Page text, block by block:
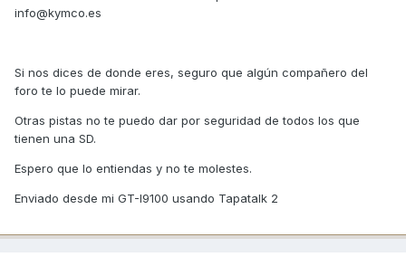
info@kymco.es
Si nos dices de donde eres, seguro que algún compañero del
foro te lo puede mirar.
Otras pistas no te puedo dar por seguridad de todos los que
tienen una SD.
Espero que lo entiendas y no te molestes.
Enviado desde mi GT-I9100 usando Tapatalk 2